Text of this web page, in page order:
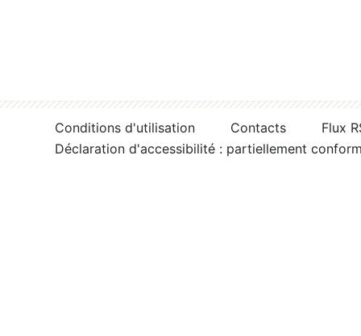
Conditions d'utilisation Contacts
Flux
Déclaration d'accessibilité : partiellement